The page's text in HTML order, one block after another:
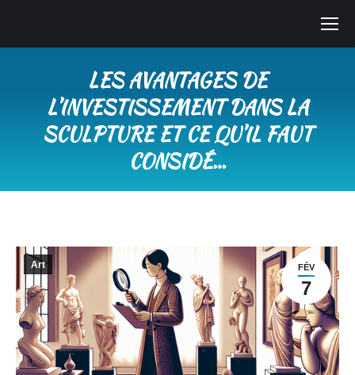
LES AVANTAGES DE
L’INVESTISSEMENT DANS LA
SCULPTURE ET CE QU’IL FAUT
CONSIDÉ…
FÉV
7
Art